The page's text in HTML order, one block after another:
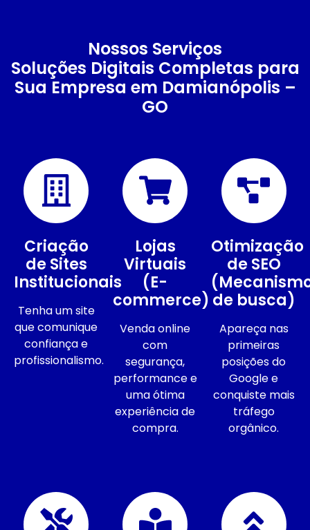
Nossos Serviços
Soluções Digitais Completas para
Sua Empresa em Damianópolis –
GO
Criação
de Sites
Institucionais
Tenha um site
que comunique
confiança e
profissionalismo.
Lojas
Virtuais
(E-
commerce)
Venda online
com
segurança,
performance e
uma ótima
experiência de
compra.
Otimização
de SEO
de busca)
Apareça nas
primeiras
posições do
Google e
conquiste mais
tráfego
orgânico.